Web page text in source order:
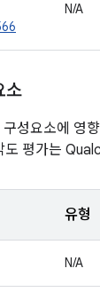
N/A
소
성요소에 영
평가는
유형
N/A